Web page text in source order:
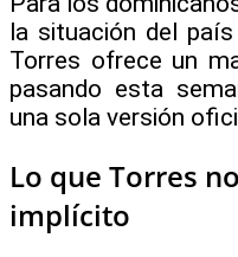
la situación del
Torres ofrece un
pasando esta
una sola versión
Lo que Torres
implícito